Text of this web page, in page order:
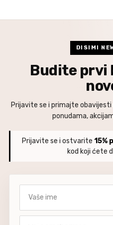
DISIMI
Budite prvi
Prijavite se i primajte
ponudama,
Prijavite se i ostvarite 15%
kod koji ćete